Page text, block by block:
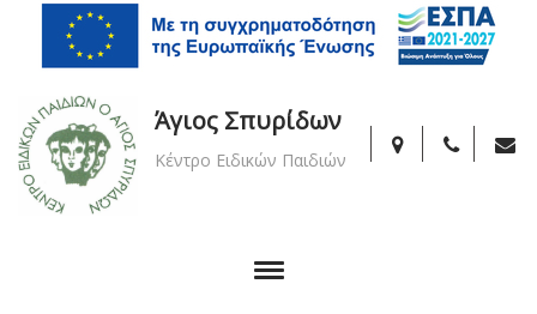
Άγιος Σπυρίδων
Κέντρο Ειδικών Παιδιών